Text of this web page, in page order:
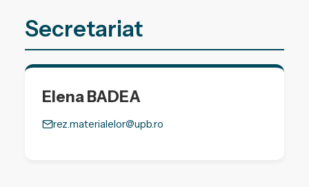
Secretariat
Elena BADEA
rez.materialelor@upb.ro